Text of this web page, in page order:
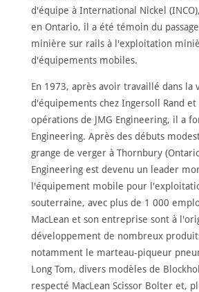
Français
d'équipe à International Nickel
en Ontario, il a été témoin du
minière sur rails à l'exploitation
d'équipements mobiles.
En 1973, après avoir travaillé dans la
d'équipements chez Ingersoll Rand et
opérations de JMG Engineering, il a
Engineering. Après des débuts
grange de verger à Thornbury
Engineering est devenu un leader
l'équipement mobile pour
souterraine, avec plus de 1 000
MacLean et son entreprise sont à
développement de nombreux
notamment le marteau-piqueur
Long Tom, divers modèles de
respecté MacLean Scissor Bolter et,